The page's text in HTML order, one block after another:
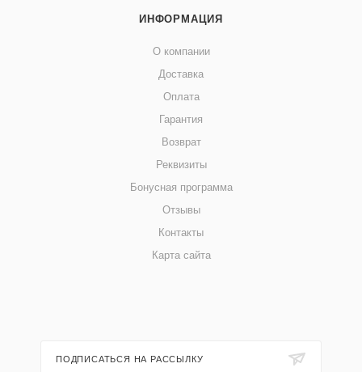
ИНФОРМАЦИЯ
О компании
Доставка
Оплата
Гарантия
Возврат
Реквизиты
Бонусная программа
Отзывы
Контакты
Карта сайта
ПОДПИСАТЬСЯ НА РАССЫЛКУ